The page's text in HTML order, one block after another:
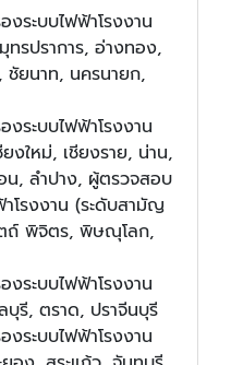
งระบบไฟฟ้าโรงงาน
รปราการ, อ่างทอง,
ชัยนาท, นครนายก,
งระบบไฟฟ้าโรงงาน
งใหม่, เชียงราย, น่าน,
น, ลำปาง, ผู้ตรวจสอบ
าโรงงาน (ระดับสามัญ
ถ์ พิจิตร, พิษณุโลก,
งระบบไฟฟ้าโรงงาน
รี, ตราด, ปราจีนบุรี
งระบบไฟฟ้าโรงงาน